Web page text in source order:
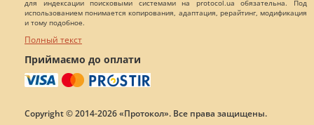
для индексации поисковыми системами на protocol.ua обязательна. Под
использованием понимается копирования, адаптация, рерайтинг, модификация
и тому подобное.
Полный текст
Приймаємо до оплати
Copyright © 2014-2026 «Протокол». Все права защищены.